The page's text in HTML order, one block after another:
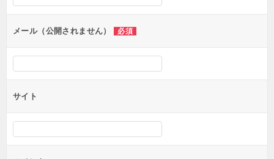
ンメール（公開されません） 必須
サイト